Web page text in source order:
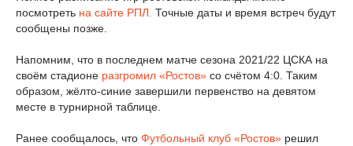
посмотреть на сайте РПЛ. Точные даты и время встреч будут
сообщены позже.
Напомним, что в последнем матче сезона 2021/22 ЦСКА на
своём стадионе разгромил «Ростов» со счётом 4:0. Таким
образом, жёлто-синие завершили первенство на девятом
месте в турнирной таблице.
Ранее сообщалось, что Футбольный клуб «Ростов» решил